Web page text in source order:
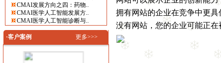
CMAI发展方向之四：药物..
CMAI医学人工智能发展方..
CMAI医学人工智能诊断与..
·客户案例 更多>>>
拥有网站的企业在竞争中更
没有网站，您的企业可能正在